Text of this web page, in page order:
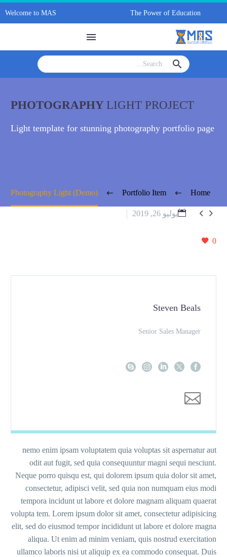
The Power
PHOTOGRAPHYLIGHT
Light template for stunning photography
Portfolio
Photography Light (Demo)
nemo enim ipsam voluptatem quia voluptas
odit aut fugit, sed quia consequuntur
Neque porro quisqu est, qui dolorem ipsum
consectetur, adipisci velit, sed quia non
tempora incidunt ut labore et dolore
volupta tem. Lorem ipsum dolor sit amet,
elit, sed do eiusmod tempor incididunt ut
aliqua. Ut enim ad minim veniam, quis
ullamco laboris nisi ut aliquip ex ea